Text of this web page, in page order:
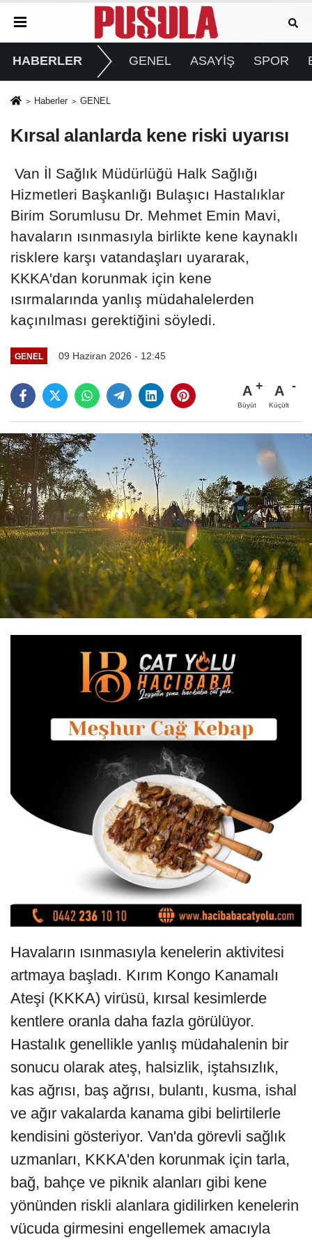
HABERLER GENEL ASAYİŞ SPOR
Haberler GENEL
Kırsal alanlarda kene riski uyarısı
Van İl Sağlık Müdürlüğü Halk Sağlığı
Hizmetleri Başkanlığı Bulaşıcı Hastalıklar
Birim Sorumlusu Dr. Mehmet Emin Mavi,
havaların ısınmasıyla birlikte kene kaynaklı
risklere karşı vatandaşları uyararak,
KKKA'dan korunmak için kene
ısırmalarında yanlış müdahalelerden
kaçınılması gerektiğini söyledi.
GENEL 09 Haziran 2026 - 12:45
A
Büyüt
A
Küçült
Havaların ısınmasıyla kenelerin aktivitesi
artmaya başladı. Kırım Kongo Kanamalı
Ateşi (KKKA) virüsü, kırsal kesimlerde
kentlere oranla daha fazla görülüyor.
Hastalık genellikle yanlış müdahalenin bir
sonucu olarak ateş, halsizlik, iştahsızlık,
kas ağrısı, baş ağrısı, bulantı, kusma, ishal
ve ağır vakalarda kanama gibi belirtilerle
kendisini gösteriyor. Van'da görevli sağlık
uzmanları, KKKA'den korunmak için tarla,
bağ, bahçe ve piknik alanları gibi kene
yönünden riskli alanlara gidilirken kenelerin
vücuda girmesini engellemek amacıyla